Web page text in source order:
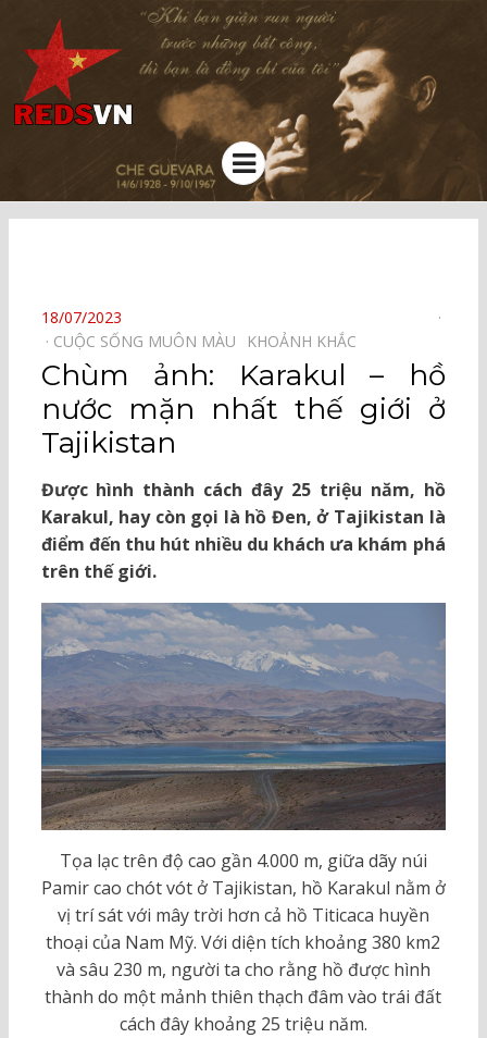
Kênh chia sẻ tri thức cộng đồng
Menu
POSTED
ON
18/07/2023
CUỘC SỐNG MUÔN MÀU⠀
KHOẢNH KHẮC⠀
Chùm ảnh: Karakul – hồ
nước mặn nhất thế giới ở
Tajikistan
Được hình thành cách đây 25 triệu năm, hồ
Karakul, hay còn gọi là hồ Đen, ở Tajikistan là
điểm đến thu hút nhiều du khách ưa khám phá
trên thế giới.
Tọa lạc trên độ cao gần 4.000 m, giữa dãy núi
Pamir cao chót vót ở Tajikistan, hồ Karakul nằm ở
vị trí sát với mây trời hơn cả hồ Titicaca huyền
thoại của Nam Mỹ. Với diện tích khoảng 380 km2
và sâu 230 m, người ta cho rằng hồ được hình
thành do một mảnh thiên thạch đâm vào trái đất
cách đây khoảng 25 triệu năm.